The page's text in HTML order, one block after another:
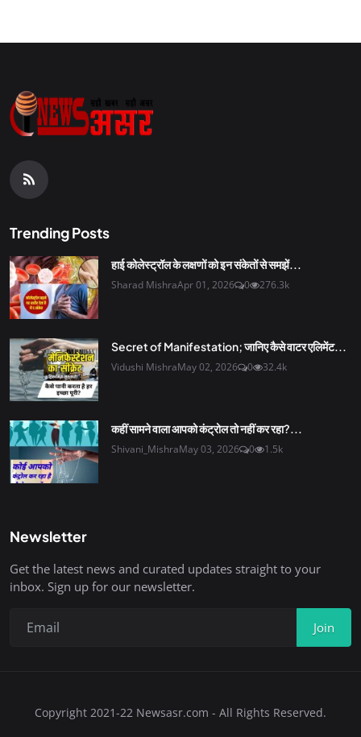
Trending Posts
हाई कोलेस्ट्रॉल के लक्षणों को इन संकेतों से समझें...
Sharad MishraApr 01, 2026 0 276.3k
Secret of Manifestation; जानिए कैसे वाटर एलिमेंट...
Vidushi MishraMay 02, 2026 0 32.4k
कहीं सामने वाला आपको कंट्रोल तो नहीं कर रहा?...
Shivani_MishraMay 03, 2026 0 1.5k
Newsletter
Get the latest news and curated updates straight to your
inbox. Sign up for our newsletter.
Join
Copyright 2021-22 Newsasr.com - All Rights Reserved.